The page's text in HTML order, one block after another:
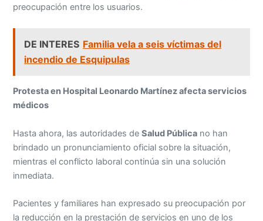
preocupación entre los usuarios.
DE INTERES Familia vela a seis víctimas del
incendio de Esquipulas
Protesta en Hospital Leonardo Martínez afecta servicios
médicos
Hasta ahora, las autoridades deSalud Pública no han
brindado un pronunciamiento oficial sobre la situación,
mientras el conflicto laboral continúa sin una solución
inmediata.
Pacientes y familiares han expresado su preocupación por
la reducción en la prestación de servicios en uno de los